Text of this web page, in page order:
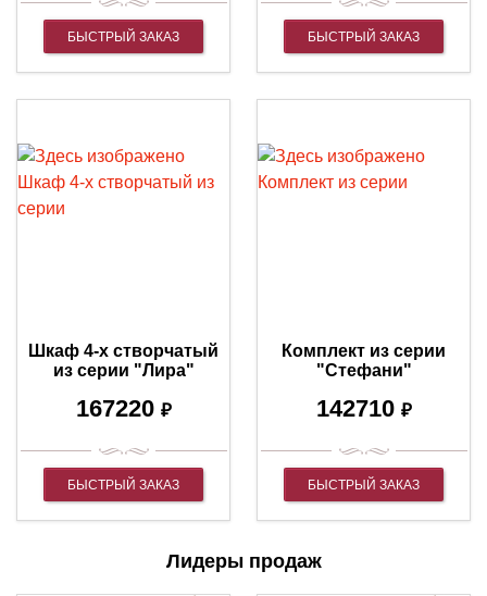
БЫСТРЫЙ ЗАКАЗ БЫСТРЫЙ ЗАКАЗ
Шкаф 4-х створчатый
из серии "Лира"
167220 ₽
БЫСТРЫЙ ЗАКАЗ
Комплект из серии
"Стефани"
142710 ₽
БЫСТРЫЙ ЗАКАЗ
Лидеры продаж